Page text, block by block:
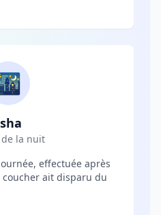
de la nuit
effectuée après
ait disparu du